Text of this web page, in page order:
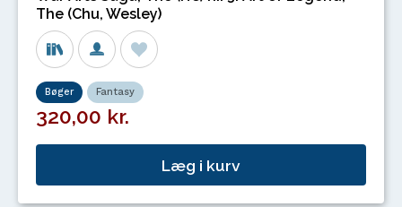
The (Chu, Wesley)
Bøger Fantasy
320,00 kr.
Læg i kurv